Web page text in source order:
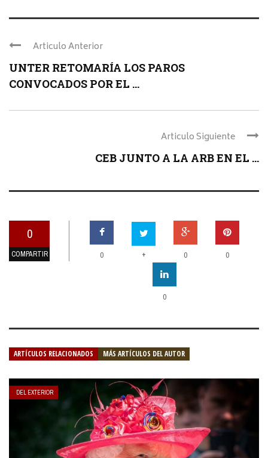
Articulo Anterior
UNTER RETOMARÍA LOS PAROS
CONVOCADOS POR EL ...
Articulo Siguiente
CEB JUNTO A LA ARB EN EL ...
0
COMPARTIR 0 + 0 0
0
ARTÍCULOS RELACIONADOS MÁS ARTÍCULOS DEL AUTOR
DEL EXTERIOR